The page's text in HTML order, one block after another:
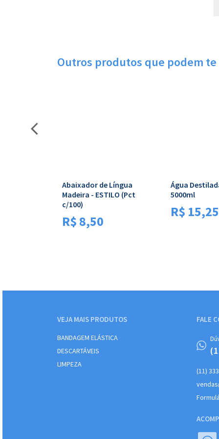
Outros produtos que podem
Abaixador de Língua
Madeira - ESTILO (Pct
c/100)
R$ 8,50
Água
5000ml
R$ 15,25
VEJA MAIS PRODUTOS
BANDAGEM ELÁSTICA
DESCARTÁVEIS
LIMPEZA
FALE
(11)